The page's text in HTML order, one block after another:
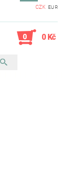
CZK EUR
0 0 Kč